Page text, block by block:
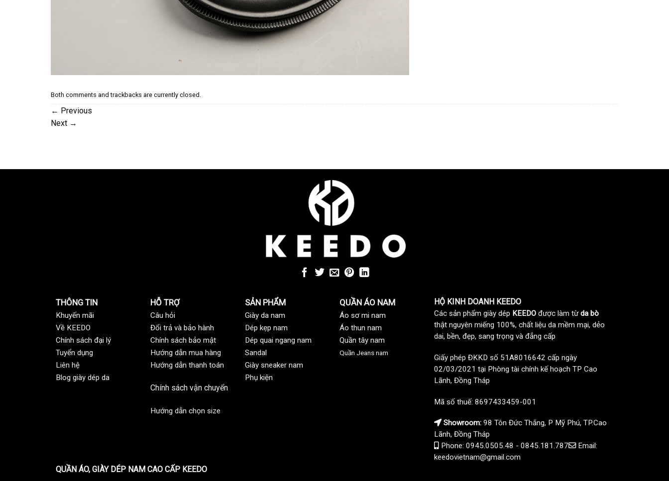
Both comments and trackbacks are currently closed.
← Previous
Next →
THÔNG TIN
Khuyến mãi
Về KEEDO
Chính sách đại lý
Tuyển dụng
Liên hệ
Blog giày dép da
HỖ TRỢ
Câu hỏi
Đổi trả và bảo hành
Chính sách bảo mật
Hướng dẫn mua hàng
Hướng dẫn thanh toán
Chính sách vận chuyển
Hướng dẫn chọn size
SẢN PHẨM
Giày da nam
Dép kẹp nam
Dép quai ngang nam
Sandal
Giày sneaker nam
Phụ kiện
QUẦN ÁO NAM
Áo sơ mi nam
Áo thun nam
Quần tây nam
Quần Jeans nam
HỘ KINH DOANH KEEDO
Các sản phẩm giày dép KEEDO được làm từda bò
thật nguyên miếng 100%, chất liệu da mềm mại, dẻo
dai, bền, đẹp, sang trọng và đẳng cấp
Giấy phép ĐKKD số 51A8016642 cấp ngày
02/03/2021 tại Phòng tài chính kế hoạch TP Cao
Lãnh, Đồng Tháp
Mã số thuế: 8697433459-001
Showroom: 98 Tôn Đức Thắng, P Mỹ Phú, TP.Cao
Lãnh, Đồng Tháp
Phone: 0945.0505.48 - 0845.181.787
Email:
keedovietnam@gmail.com
QUẦN ÁO, GIÀY DÉP NAM CAO CẤP KEEDO